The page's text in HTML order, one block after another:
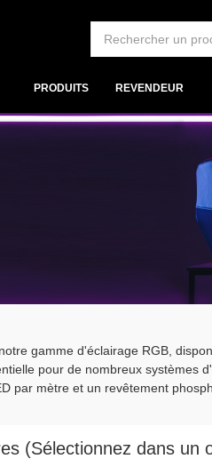
PRODUITS REVENDEUR
gamme d'éclairage RGB,
pour de nombreux
par mètre et un revêtement
(Sélectionnez dans un